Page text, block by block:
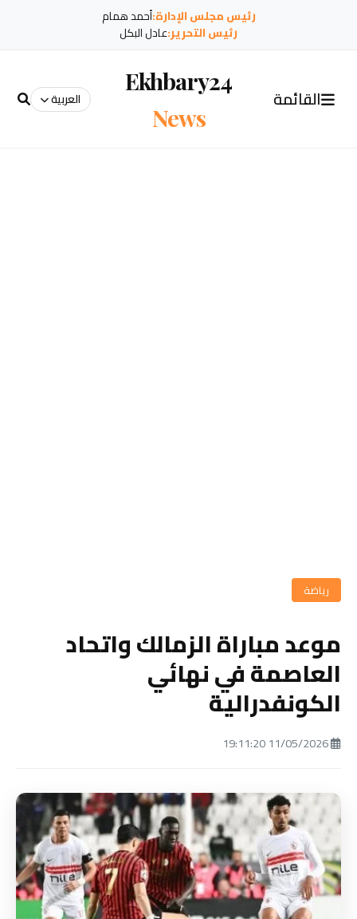
رئيس مجلس الإدارة:أحمد همام
رئيس التحرير:عادل البكل
القائمة
Ekhbary24
News
العربية
رياضة
موعد مباراة الزمالك واتحاد
العاصمة في نهائي
الكونفدرالية